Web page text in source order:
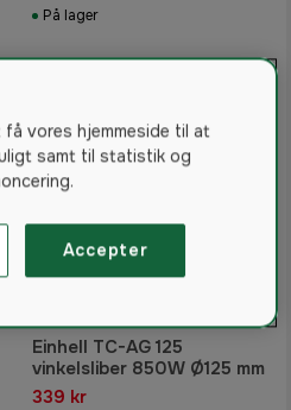
På lager
Einhell TC-AG 125
vinkelsliber 850W Ø125 mm
339 kr
vores hjemmeside til at
samt til statistik og
Accepter